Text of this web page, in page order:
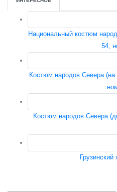
Национальный костюм
54,
Костюм народов Севера (на
Костюм народов Севера